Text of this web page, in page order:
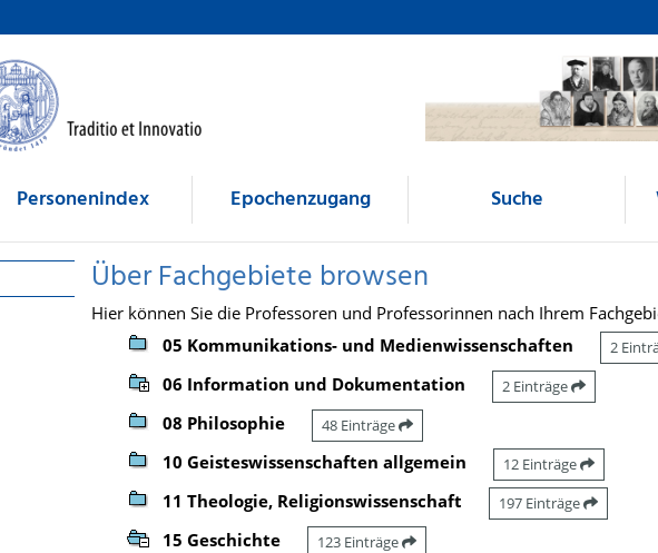
Personenindex Epochenzugang Suche
Über Fachgebiete browsen
Hier können Sie die Professoren und Professorinnen nach Ihrem
05 Kommunikations- und Medienwissenschaften
2
06 Information und Dokumentation 2 Einträge
08 Philosophie 48 Einträge
10 Geisteswissenschaften allgemein 12 Einträge
11 Theologie, Religionswissenschaft 197 Einträge
15 Geschichte 123 Einträge